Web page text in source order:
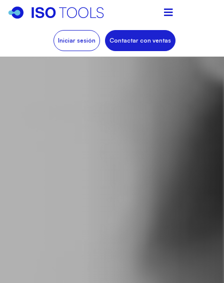
Iniciar sesión Contactar con ventas